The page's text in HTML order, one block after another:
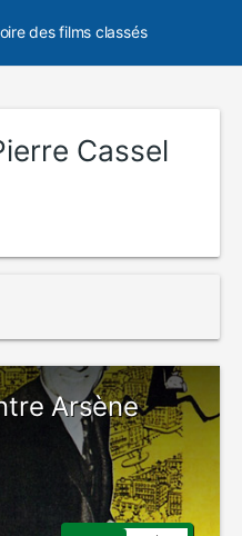
des films classés
Cassel
Arsène